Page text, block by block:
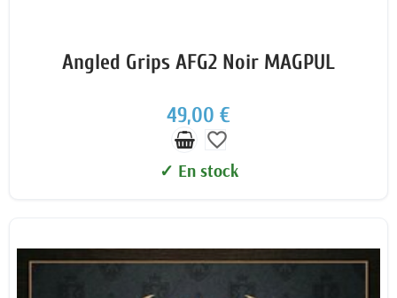
Angled Grips AFG2 Noir MAGPUL
49,00 €
favorite_border
✓ En stock